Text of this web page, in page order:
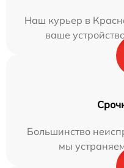
Наш курьер в
ваше
Большинство
мы